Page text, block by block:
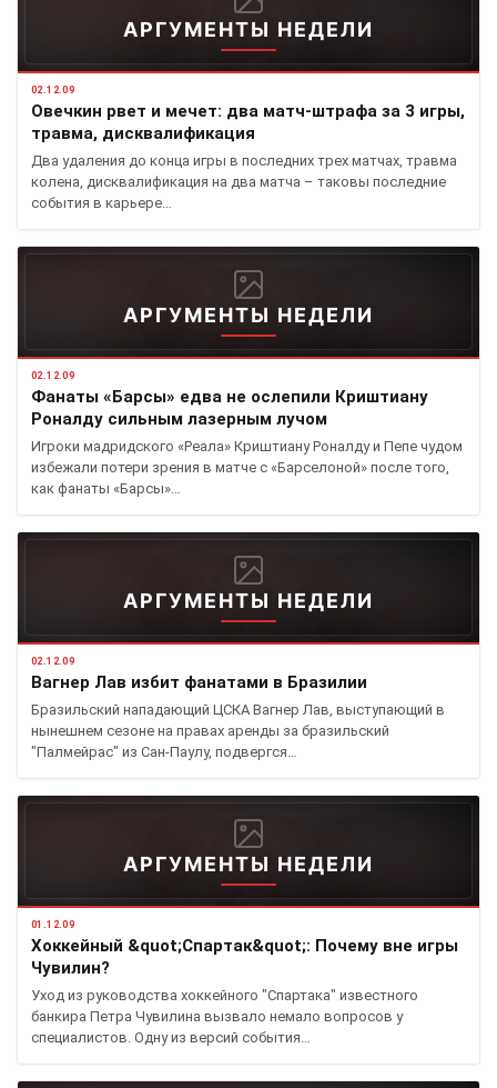
АРГУМЕНТЫ НЕДЕЛИ
02.12.09
Овечкин рвет и мечет: два матч-штрафа за 3 игры,
травма, дисквалификация
Два удаления до конца игры в последних трех матчах, травма
колена, дисквалификация на два матча – таковы последние
события в карьере…
АРГУМЕНТЫ НЕДЕЛИ
02.12.09
Фанаты «Барсы» едва не ослепили Криштиану
Роналду сильным лазерным лучом
Игроки мадридского «Реала» Криштиану Роналду и Пепе чудом
избежали потери зрения в матче с «Барселоной» после того,
как фанаты «Барсы»…
АРГУМЕНТЫ НЕДЕЛИ
02.12.09
Вагнер Лав избит фанатами в Бразилии
Бразильский нападающий ЦСКА Вагнер Лав, выступающий в
нынешнем сезоне на правах аренды за бразильский
"Палмейрас" из Сан-Паулу, подвергся…
АРГУМЕНТЫ НЕДЕЛИ
01.12.09
Хоккейный &quot;Спартак&quot;: Почему вне игры
Чувилин?
Уход из руководства хоккейного "Спартака" известного
банкира Петра Чувилина вызвало немало вопросов у
специалистов. Одну из версий события…